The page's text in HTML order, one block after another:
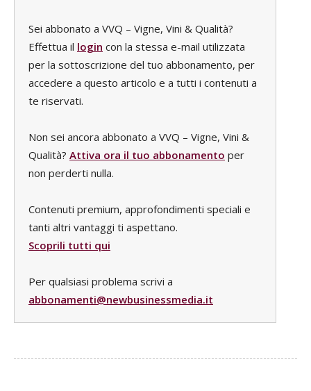
Sei abbonato a VVQ – Vigne, Vini & Qualità?
Effettua il login con la stessa e-mail utilizzata
per la sottoscrizione del tuo abbonamento, per
accedere a questo articolo e a tutti i contenuti a
te riservati.
Non sei ancora abbonato a VVQ – Vigne, Vini &
Qualità? Attiva ora il tuo abbonamento per
non perderti nulla.
Contenuti premium, approfondimenti speciali e
tanti altri vantaggi ti aspettano.
Scoprili tutti qui
Per qualsiasi problema scrivi a
abbonamenti@newbusinessmedia.it